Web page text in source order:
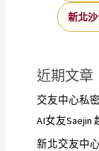
新北
近期文章
交友中心私
AI女友Saejin
新北交友中